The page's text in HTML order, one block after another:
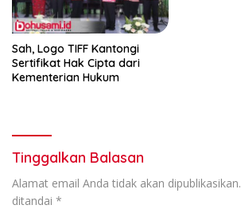
Sah, Logo TIFF Kantongi
Sertifikat Hak Cipta dari
Kementerian Hukum
Tinggalkan Balasan
Alamat email Anda tidak akan dipublikasikan.
ditandai *